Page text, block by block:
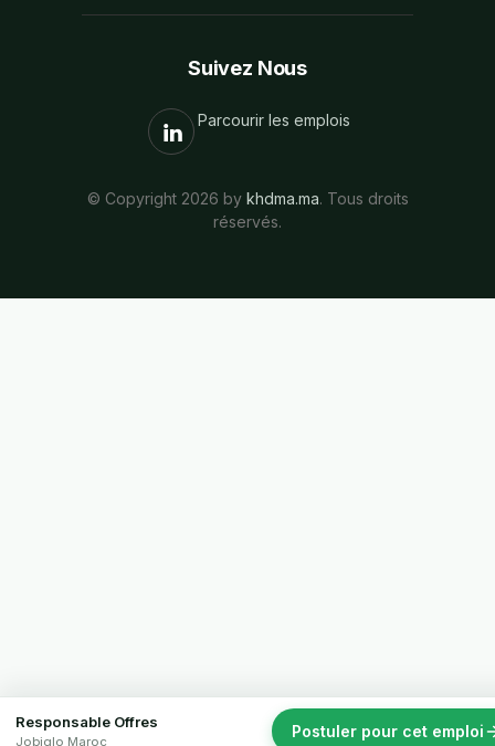
Responsable Offres
Jobiglo Maroc
Postuler pour cet emploi
Suivez Nous
Parcourir les emplois
© Copyright 2026 by khdma.ma. Tous droits
réservés.